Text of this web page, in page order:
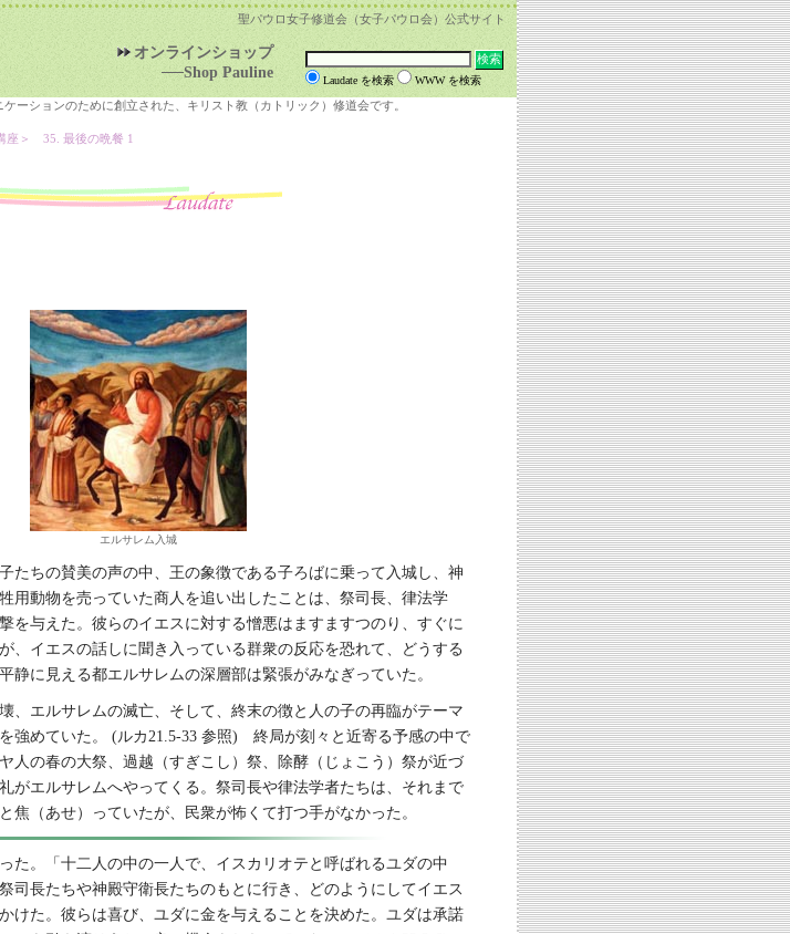
聖パウロ女子修道会（女子パウロ会）公式サイト
オンラインショップ
──Shop Pauline
Laudate を検索 WWW を検索
ーションのために創立された、キリスト教（カトリック）修道会です。
座 ＞ 35. 最後の晩餐 1
エルサレム入城
たちの賛美の声の中、王の象徴である子ろばに乗って入城し、神
用動物を売っていた商人を追い出したことは、祭司長、律法学
を与えた。彼らのイエスに対する憎悪はますますつのり、すぐに
、イエスの話しに聞き入っている群衆の反応を恐れて、どうする
静に見える都エルサレムの深層部は緊張がみなぎっていた。
、エルサレムの滅亡、そして、終末の徴と人の子の再臨がテーマ
強めていた。 (ルカ21.5-33 参照) 終局が刻々と近寄る予感の中で
人の春の大祭、過越（すぎこし）祭、除酵（じょこう）祭が近づ
がエルサレムへやってくる。祭司長や律法学者たちは、それまで
焦（あせ）っていたが、民衆が怖くて打つ手がなかった。
た。「十二人の中の一人で、イスカリオテと呼ばれるユダの中
司長たちや神殿守衛長たちのもとに行き、どのようにしてイエス
けた。彼らは喜び、ユダに金を与えることを決めた。ユダは承諾